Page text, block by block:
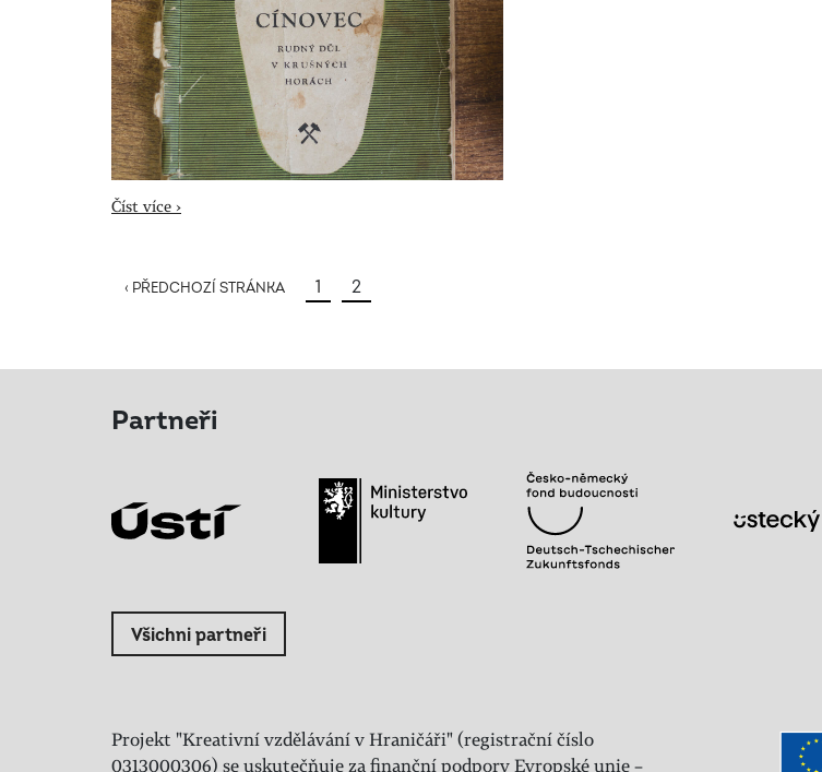
Číst více ›
‹ PŘEDCHOZÍ STRÁNKA 1 2
Partneři
Všichni partneři
Projekt "Kreativní vzdělávání v Hraničáři" (registrační číslo
0313000306) se uskutečňuje za finanční podpory Evropské unie –